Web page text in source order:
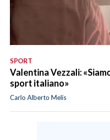
SPORT
Valentina Vezzali:
sport italiano»
Carlo Alberto Melis